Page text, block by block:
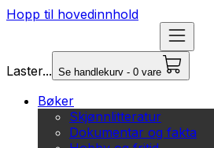
Hopp til hovedinnhold
Laster... Se handlekurv - 0 vare
Bøker
Skjønnlitteratur
Dokumentar og fakta